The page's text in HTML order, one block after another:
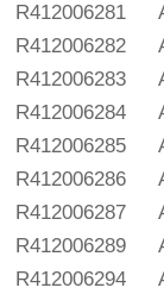
R412006281
R412006282
R412006283
R412006284
R412006285
R412006286
R412006287
R412006289
R412006294